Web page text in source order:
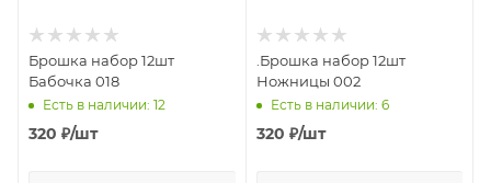
Брошка набор 12шт
Бабочка 018
Есть в наличии: 12
320 ₽/шт
.Брошка набор 12шт
Ножницы 002
Есть в наличии: 6
320 ₽/шт